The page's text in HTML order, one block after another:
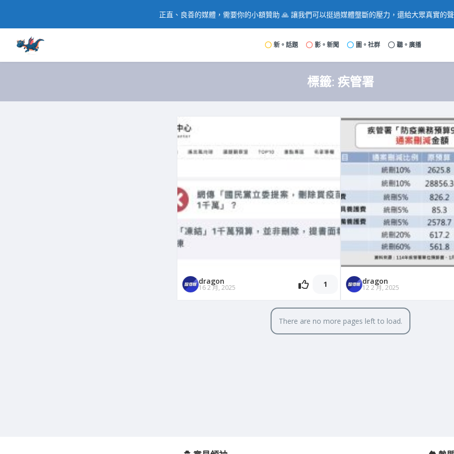
正直、良善的媒體，需要你的小額贊助 🙏 讓我們可以挺過媒體壟斷的壓力，還給大眾真實的
新。話題 影。新聞 圖。社群 聽。廣播
標籤: 疾管署
dragon
16 2 月, 2025 1 dragon
12 2 月, 2025
There are no more pages left to load.